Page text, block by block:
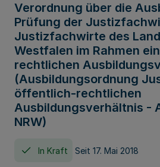
Verordnung über die
Prüfung der
Justizfachwirte des
Westfalen im Rahmen
rechtlichen
(Ausbildungsordnung
öffentlich-rechtlichen
Ausbildungsverhältnis -
NRW)
In Kraft Seit 17. Mai 2018